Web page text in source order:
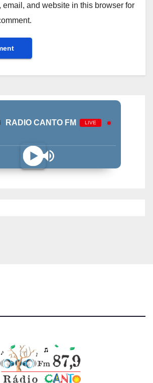
email, and website in this browser for
RADIO CANTO FM LIVE